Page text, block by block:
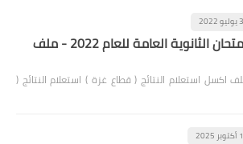
نتائج امتحان الثانوية العامة للعام 2022 - ملف
اكسل استعلام النتائج ( قطاع غزة ) استعلام النتائج (